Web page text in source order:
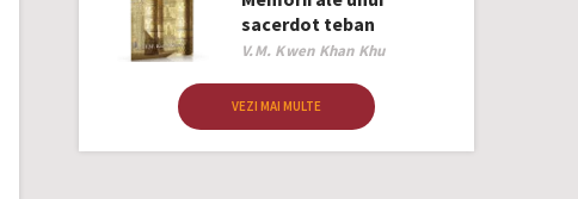
sacerdot teban
Author
V.M. Kwen Khan Khu
VEZI MAI MULTE